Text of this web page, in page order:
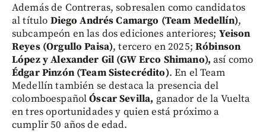
Además de Contreras, sobresalen como candidatos
al título Diego Andrés Camargo (Team Medellín),
subcampeón en las dos ediciones anteriores; Yeison
Reyes (Orgullo Paisa), tercero en 2025; Róbinson
López y Alexander Gil (GW Erco Shimano), así como
Édgar Pinzón (Team Sistecrédito). En el Team
Medellín también se destaca la presencia del
colomboespañolÓscar Sevilla, ganador de la Vuelta
en tres oportunidades y quien está próximo a
cumplir 50 años de edad.